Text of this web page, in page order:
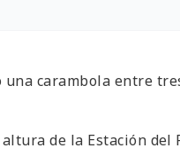
una carambola entre
altura de la Estación